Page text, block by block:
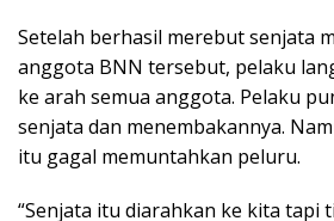
Setelah berhasil merebut senjata
anggota BNN tersebut, pelaku
ke arah semua anggota. Pelaku
senjata dan menembakannya.
itu gagal memuntahkan peluru.
“Senjata itu diarahkan ke kita tapi